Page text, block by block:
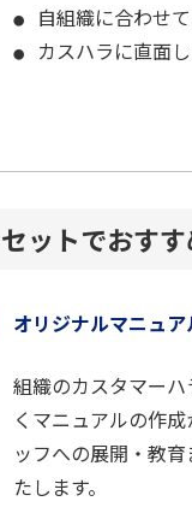
自組織に合わせ
カスハラに直面
セットでおす
オリジナルマニュ
組織のカスタマー
くマニュアルの作
ッフへの展開・教
たします。